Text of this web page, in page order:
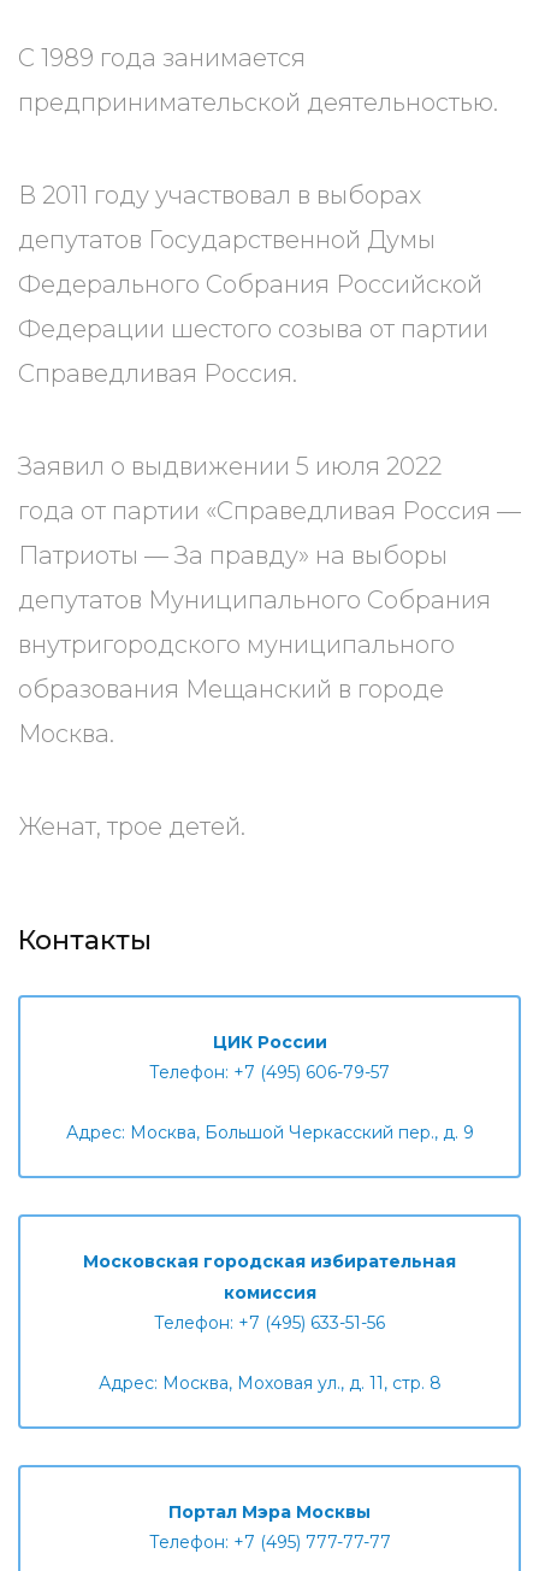
С 1989 года занимается
предпринимательской деятельностью.
В 2011 году участвовал в выборах
депутатов Государственной Думы
Федерального Собрания Российской
Федерации шестого созыва от партии
Справедливая Россия.
Заявил о выдвижении 5 июля 2022
года от партии «Справедливая Россия —
Патриоты — За правду» на выборы
депутатов Муниципального Собрания
внутригородского муниципального
образования Мещанский в городе
Москва.
Женат, трое детей.
Контакты
ЦИК России
Телефон: +7 (495) 606-79-57
Адрес: Москва, Большой Черкасский пер., д. 9
Московская городская избирательная
комиссия
Телефон: +7 (495) 633-51-56
Адрес: Москва, Моховая ул., д. 11, стр. 8
Портал Мэра Москвы
Телефон: +7 (495) 777-77-77